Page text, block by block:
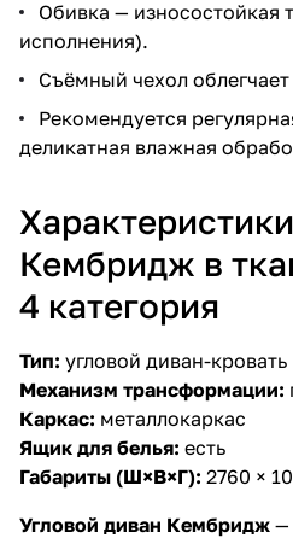
Обивка — износостойкая
исполнения).
Съёмный чехол
Рекомендуется
деликатная влажная
Кембридж в
4 категория
Тип: угловой диван-кровать
Механизм трансформации:
Каркас: металлокаркас
Ящик для белья: есть
Габариты (Ш×В×Г): 2760 ×
Угловой диван Кембридж —